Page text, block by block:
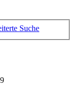
Suche